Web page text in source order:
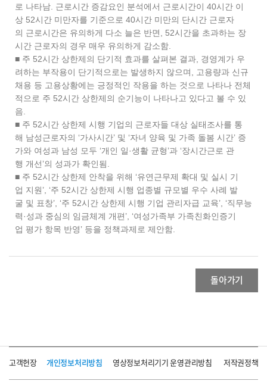
로 나타남. 근로시간 증감요인 분석에서 근로시간이 40시간 이
상 52시간 미만자를 기준으로 40시간 미만의 단시간 근로자
의 근로시간은 유의하게 다소 늘은 반면, 52시간을 초과하는 장
시간 근로자의 경우 매우 유의하게 감소함.
■ 주 52시간 상한제의 단기적 효과를 살펴본 결과, 경영계가 우
려하는 부작용이 단기적으로는 발생하지 않으며, 고용량과 신규
채용 등 고용상황에는 긍정적인 작용을 하는 것으로 나타나 전체
적으로 주 52시간 상한제의 순기능이 나타나고 있다고 볼 수 있
음.
■ 주 52시간 상한제 시행 기업의 근로자들 대상 실태조사를 통
해 남성근로자의 ‘가사시간’ 및 ‘자녀 양육 및 가족 돌봄 시간’ 증
가와 여성과 남성 모두 ‘개인 일·생활 균형’과 ‘장시간근로 관
행 개선’의 성과가 확인됨.
■ 주 52시간 상한제 안착을 위해 ‘유연근무제 확대 및 실시 기
업 지원’, ‘주 52시간 상한제 시행 업종별 규모별 우수 사례 발
굴 및 표창’, ‘주 52시간 상한제 시행 기업 관리자급 교육’, ‘직무능
력·성과 중심의 임금체계 개편’, ‘여성가족부 가족친화인증기
업 평가 항목 반영’ 등을 정책과제로 제안함.
돌아가기
고객헌장 개인정보처리방침 영상정보처리기기 운영관리방침 저작권정책